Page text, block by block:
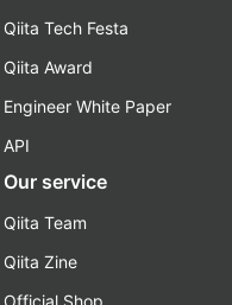
Qiita Tech Festa
Qiita Award
Engineer White Paper
API
Our service
Qiita Team
Qiita Zine
Official Shop